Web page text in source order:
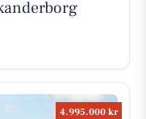
4.995.000 kr